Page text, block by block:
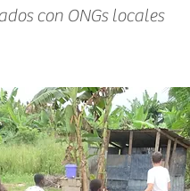
con ONGs locales